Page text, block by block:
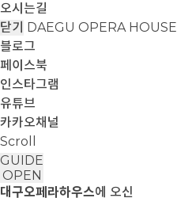
오시는길
닫기 DAEGU OPERA HOUSE
블로그
페이스북
인스타그램
유튜브
카카오채널
Scroll
GUIDE
OPEN
대구오페라하우스에 오신